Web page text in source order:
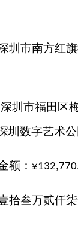
圳市南方红
深圳市福田区
圳数字艺术
额： ¥
拾叁万贰仟